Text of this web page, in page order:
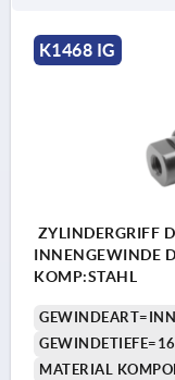
K1468 IG
ZYLINDERGRIFF
INNENGEWINDE
KOMP:STAHL
GEWINDETIEFE=16
MATERIAL